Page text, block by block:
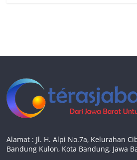
Alamat : Jl. H. Alpi No.7a, Kelurahan
Bandung Kulon, Kota Bandung, Jawa